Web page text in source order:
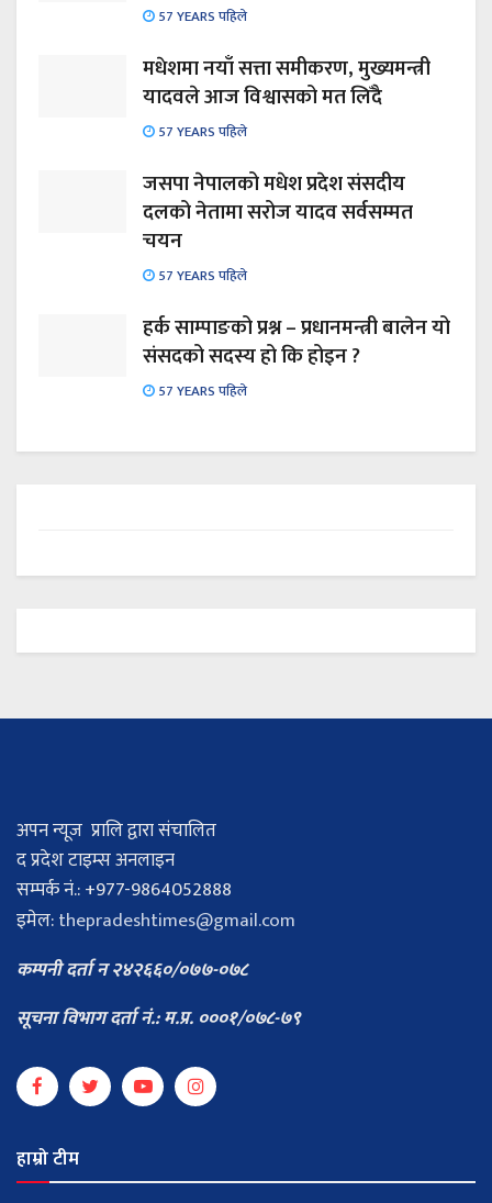
57 YEARS पहिले
मधेशमा नयाँ सत्ता समीकरण, मुख्यमन्त्री
यादवले आज विश्वासको मत लिँदै
57 YEARS पहिले
जसपा नेपालको मधेश प्रदेश संसदीय
दलको नेतामा सरोज यादव सर्वसम्मत
चयन
57 YEARS पहिले
हर्क साम्पाङको प्रश्न – प्रधानमन्त्री बालेन यो
संसदको सदस्य हो कि होइन ?
57 YEARS पहिले
अपन न्यूज प्रालि द्वारा संचालित
द प्रदेश टाइम्स अनलाइन
सम्पर्क नं.: +977-9864052888
इमेल:thepradeshtimes@gmail.com
कम्पनी दर्ता न २४२६६०/०७७-०७८
सूचना विभाग दर्ता नं.: म.प्र. ०००१/०७८-७९
हाम्रो टीम